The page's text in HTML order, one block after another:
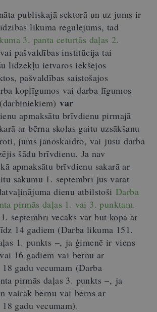
publiskajā sektorā un uz jums ir
likuma regulējums, tad
3. panta ceturtās daļas 2.
pašvaldības institūcija tai
līdzekļu ietvaros iekšējos
pašvaldības saistošajos
koplīgumos vai darba līgumos
var
apmaksātu brīvdienu pirmajā
ar bērna skolas gaitu uzsākšanu
jums jānoskaidro, vai jūsu darba
šādu brīvdienu. Ja nav
kā apmaksātu brīvdienu sakarā ar
sākumu 1. septembrī jūs varat
dienu atbilstoši Darba
pirmās daļas 1. vai 3. punktam.
septembrī vecāks var būt kopā ar
14 gadiem (Darba likuma 151.
1. punkts –, ja ģimenē ir viens
16 gadiem vai bērnu ar
gadu vecumam (Darba
pirmās daļas 3. punkts–, ja
vairāk bērnu vai bērns ar
gadu vecumam).